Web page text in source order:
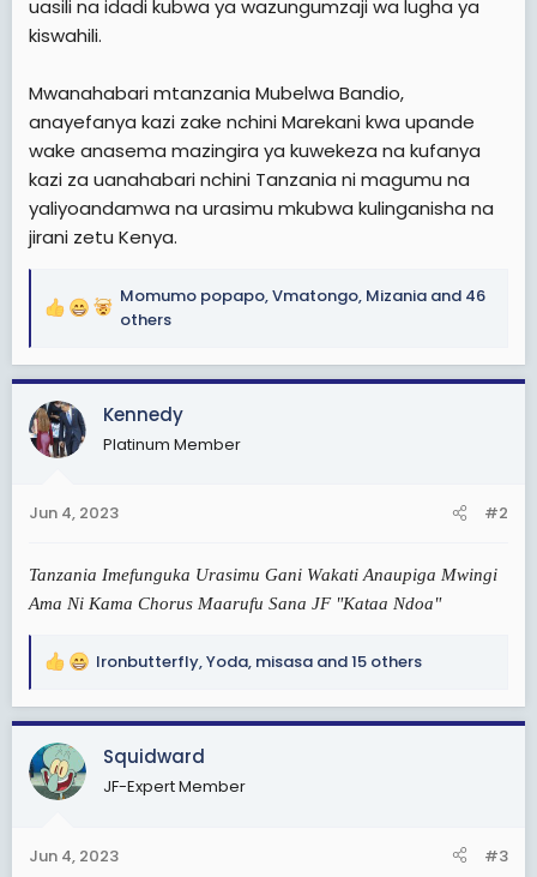
uasili na idadi kubwa ya wazungumzaji wa lugha ya
kiswahili.
Mwanahabari mtanzania Mubelwa Bandio,
anayefanya kazi zake nchini Marekani kwa upande
wake anasema mazingira ya kuwekeza na kufanya
kazi za uanahabari nchini Tanzania ni magumu na
yaliyoandamwa na urasimu mkubwa kulinganisha na
jirani zetu Kenya.
R
a
c
t
i
o
s
Momumo popapo,Vmatongo, Mizania and 46
others
Kennedy
Platinum Member
Jun 4, 2023 #2
Tanzania Imefunguka Urasimu Gani Wakati Anaupiga Mwingi
Ama Ni Kama Chorus Maarufu Sana JF "Kataa Ndoa"
R
a
c
t
i
s
Ironbutterfly,Yoda, misasa and 15 others
Squidward
JF-Expert Member
Jun 4, 2023 #3